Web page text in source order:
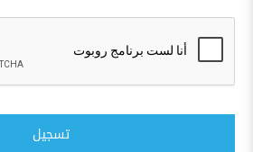
تسجيل